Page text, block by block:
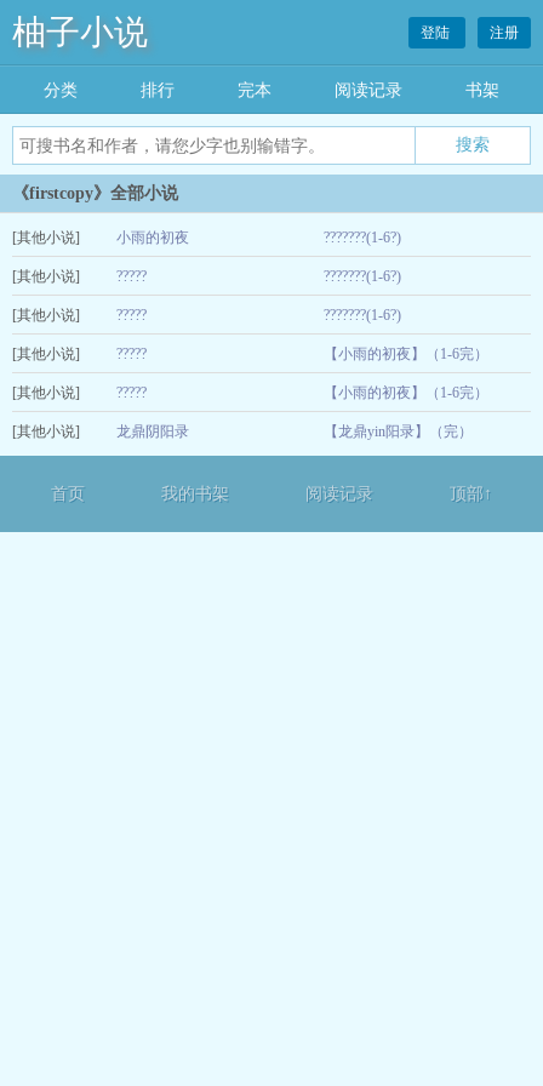
柚子小说 登陆 注册
分类 排行 完本 阅读记录 书架
《firstcopy》全部小说
[其他小说] 小雨的初夜 ???????(1-6?)
[其他小说] ????? ???????(1-6?)
[其他小说] ????? ???????(1-6?)
[其他小说] ????? 【小雨的初夜】（1-6完）
[其他小说] ????? 【小雨的初夜】（1-6完）
[其他小说] 龙鼎阴阳录 【龙鼎yin阳录】（完）
首页 我的书架 阅读记录 顶部↑